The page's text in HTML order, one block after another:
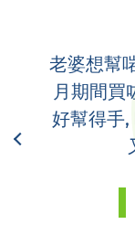
老婆想幫
月期間
好幫得手,